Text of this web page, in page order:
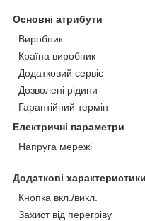
Основні атрибути
Виробник
Країна виробник
Додатковий сервіс
Дозволені рідини
Гарантійний термін
Електричні параметри
Напруга мережі
Додаткові характеристики
Кнопка вкл./викл.
Захист від перегріву